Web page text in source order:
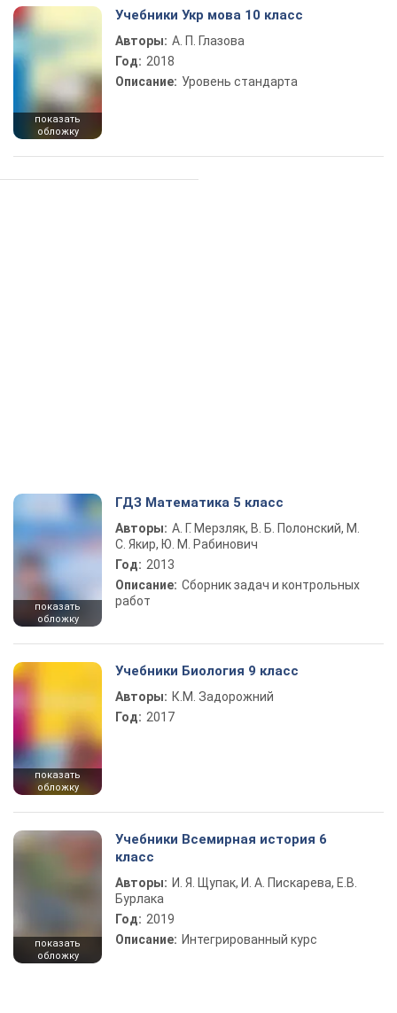
показать
обложку
Учебники Укр мова 10 класс
Авторы: А. П. Глазова
Год: 2018
Описание: Уровень стандарта
показать
обложку
ГДЗ Математика 5 класс
Авторы: А. Г. Мерзляк, В. Б. Полонский, М.
С. Якир, Ю. М. Рабинович
Год: 2013
Описание: Сборник задач и контрольных
работ
показать
обложку
Учебники Биология 9 класс
Авторы: К.М. Задорожний
Год: 2017
показать
обложку
Учебники Всемирная история 6
класс
Авторы: И. Я. Щупак, И. А. Пискарева, Е.В.
Бурлака
Год: 2019
Описание: Интегрированный курс